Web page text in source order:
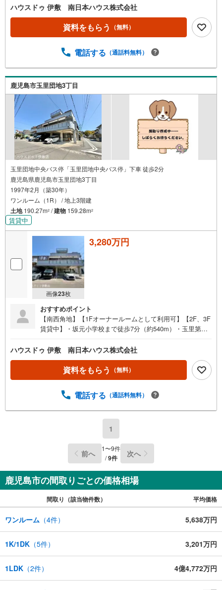
徒歩6分（約450m）・坂元中学校まで徒歩14分（約1090
m）・ローソン鹿児島玉里団地店まで徒歩6分（約430
m）・南日本銀行玉里支店まで徒歩7分（約540m）・タイ
ヨー玉里団地店まで徒歩8分（約600m）・うちの幼稚園ま
m）・坂元幼稚園まで徒歩13分（約970m）
ハウスドゥ 伊敷 南日本ハウス株式会社
資料をもらう （無料）
電話する （通話料無料）
鹿児島市玉里団地3丁目
玉里団地中央バス停「玉里団地中央バス停」下車 徒歩2分
鹿児島県鹿児島市玉里団地3丁目
1997年2月（築30年）
ワンルーム（1R） / 地上3階建
土地190.27m2 /建物 159.28m2
賃貸中
画像23枚
3,280万円
おすすめポイント
【南西角地】【1Fオーナールームとして利用可】【2F、3F
賃貸中】・坂元小学校まで徒歩7分（約540m）・玉里第五
円）、駐車場No1～3賃貸中 1台月5000円（3台分15、000
円）、合計月95、000円●周辺環境●・坂元小学校まで徒歩7
分（約540m）・坂元中学校まで徒歩5分（約400m）・玉里
第五公園まで徒歩1分（約70m）・モンキープラザまで徒歩
分（約210m）・南日本銀行玉里支店まで徒歩3分（約230
里団地店まで徒歩4分（約300m）・玉里団地福祉館まで徒
歩6分（約450m）・芦刈温泉まで徒歩13分（約980m）
ハウスドゥ 伊敷 南日本ハウス株式会社
資料をもらう （無料）
電話する （通話料無料）
1
前へ 1〜9件
/9件 次へ
鹿児島市の間取りごとの価格相場
間取り（該当物件数） 平均価格
ワンルーム （4件） 5,638万円
1K/1DK （5件） 3,201万円
1LDK （2件） 4億4,772万円